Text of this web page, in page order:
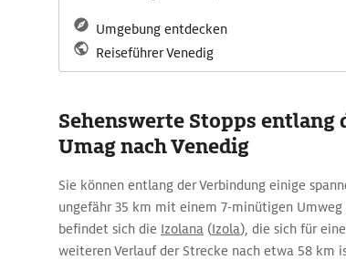
Umgebung entdecken
Reiseführer Venedig
Sehenswerte Stopps
Umag nach Venedig
Sie können entlang der Verbindung einige
ungefähr 35 km mit einem 7-minütigen
befindet sich die Izolana (Izola), die sich für
weiteren Verlauf der Strecke nach etwa 58 km